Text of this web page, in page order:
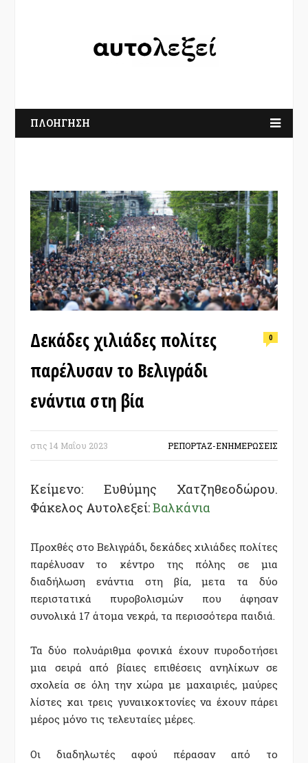
ΠΛΟΗΓΗΣΗ
Δεκάδες χιλιάδες πολίτες
παρέλυσαν το Βελιγράδι
ενάντια στη βία
0
στις 14 Μαΐου 2023 ΡΕΠΟΡΤΑΖ-ΕΝΗΜΕΡΩΣΕΙΣ
Κείμενο: Ευθύμης Χατζηθεοδώρου.
Φάκελος Αυτολεξεί:Βαλκάνια
Προχθές στο Βελιγράδι, δεκάδες χιλιάδες πολίτες
παρέλυσαν το κέντρο της πόλης σε μια
διαδήλωση ενάντια στη βία, μετα τα δύο
περιστατικά πυροβολισμών που άφησαν
συνολικά 17 άτομα νεκρά, τα περισσότερα παιδιά.
Τα δύο πολυάριθμα φονικά έχουν πυροδοτήσει
μια σειρά από βίαιες επιθέσεις ανηλίκων σε
σχολεία σε όλη την χώρα με μαχαιριές, μαύρες
λίστες και τρεις γυναικοκτονίες να έχουν πάρει
μέρος μόνο τις τελευταίες μέρες.
Οι διαδηλωτές αφού πέρασαν από το